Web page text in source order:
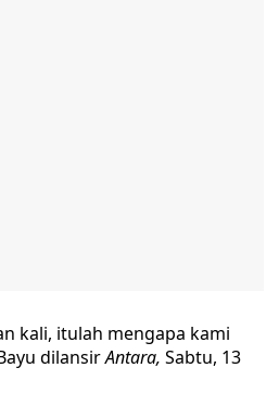
kali, itulah mengapa kami
dilansirAntara, Sabtu, 13